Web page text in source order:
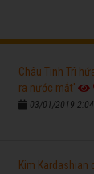
Châu Tinh Trì
ra nước mắt'
03/01/2019
Kim